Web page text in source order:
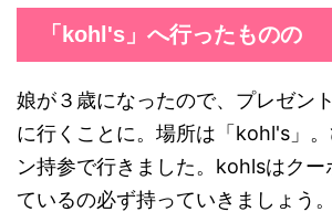
「kohl's」へ行ったものの
娘が３歳になったので、プレゼン
に行くことに。場所は「kohl's」
ン持参で行きました。kohlsはクー
ているの必ず持っていきましょう